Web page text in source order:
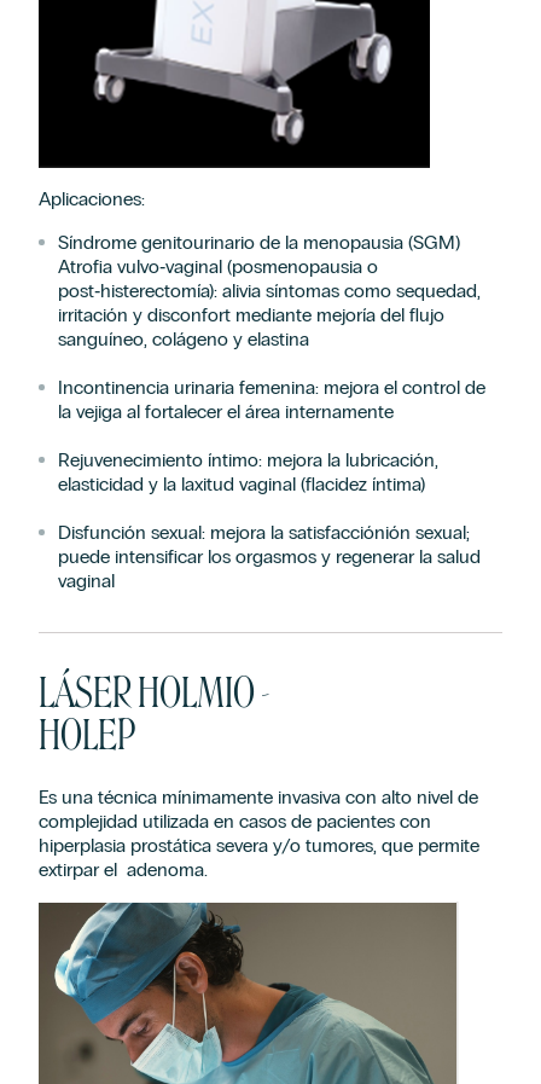
Aplicaciones:
Síndrome genitourinario de la menopausia (SGM)
Atrofia vulvo‑vaginal (posmenopausia o
post‑histerectomía): alivia síntomas como sequedad,
irritación y disconfort mediante mejoría del flujo
sanguíneo, colágeno y elastina
Incontinencia urinaria femenina: mejora el control de
la vejiga al fortalecer el área internamente
Rejuvenecimiento íntimo: mejora la lubricación,
elasticidad y la laxitud vaginal (flacidez íntima)
Disfunción sexual: mejora la satisfacciónión sexual;
puede intensificar los orgasmos y regenerar la salud
vaginal
LÁSER HOLMIO -
HOLEP
Es una técnica mínimamente invasiva con alto nivel de
complejidad utilizada en casos de pacientes con
hiperplasia prostática severa y/o tumores, que permite
extirpar el adenoma.
Solicitud de información